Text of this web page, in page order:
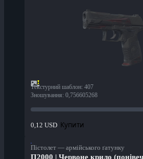
Текстурний шаблон: 407
Зношування: 0,756605268
0,12 USD Купити
Пістолет — армійського ґатунку
П2000 | Червоне крило